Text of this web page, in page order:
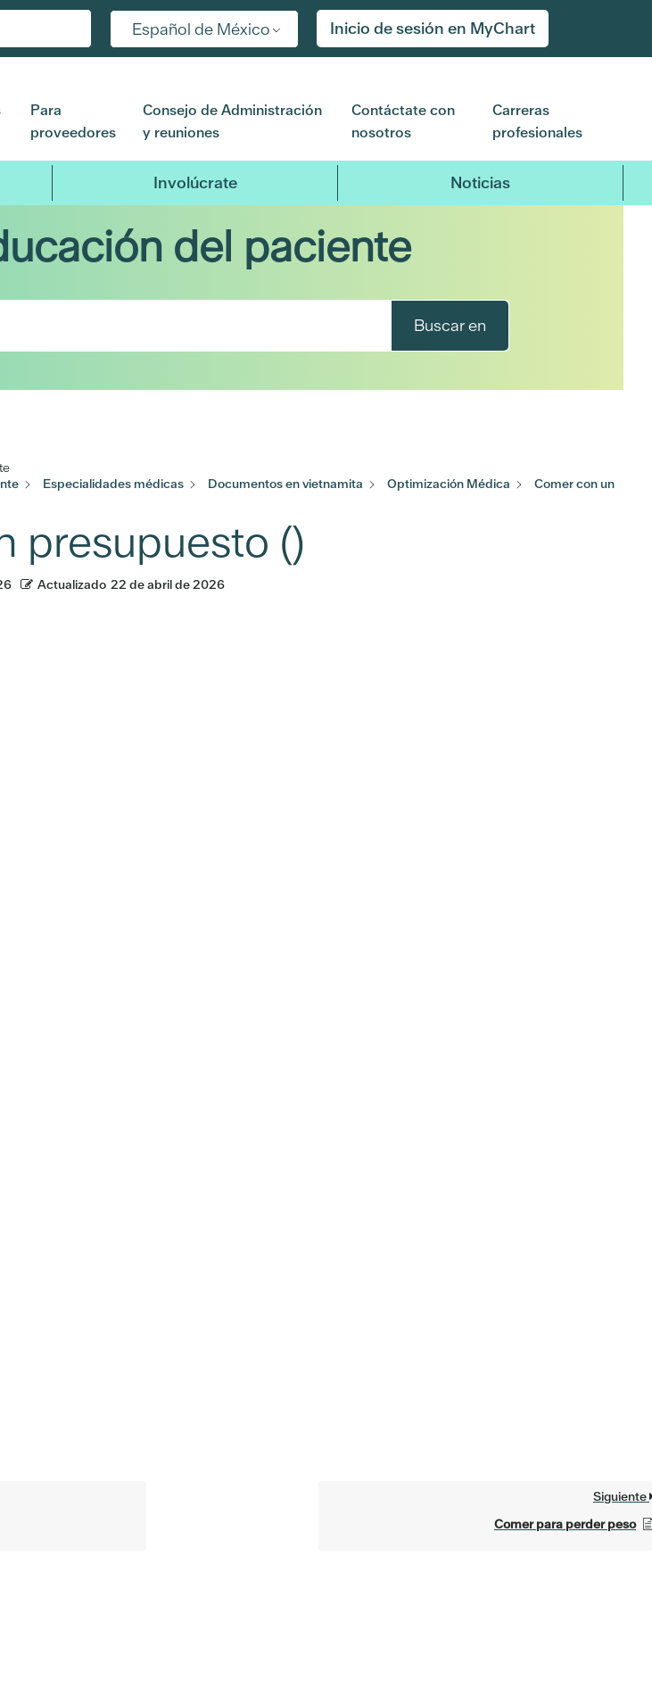
Español de México Inicio de sesión en MyChart
Para
proveedores
Consejo de Administración
y reuniones
Contáctate con
nosotros
Carreras
profesionales
Involúcrate Noticias
del paciente
Buscar en
Especialidades médicas Documentos en vietnamita Optimización Médica
Comer con un
presupuesto ()
Actualizado 22 de abril de 2026
Siguiente
Comer para perder peso